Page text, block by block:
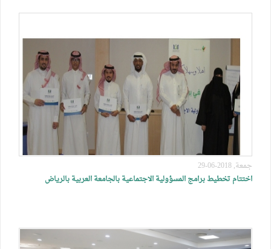
جمعة, 2018-06-29
اختتام تخطيط برامج المسؤولية الاجتماعية بالجامعة العربية بالرياض